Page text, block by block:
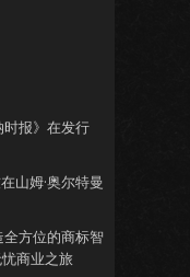
时报》在发行
山姆·奥尔特曼
方位的商标智
商业之旅